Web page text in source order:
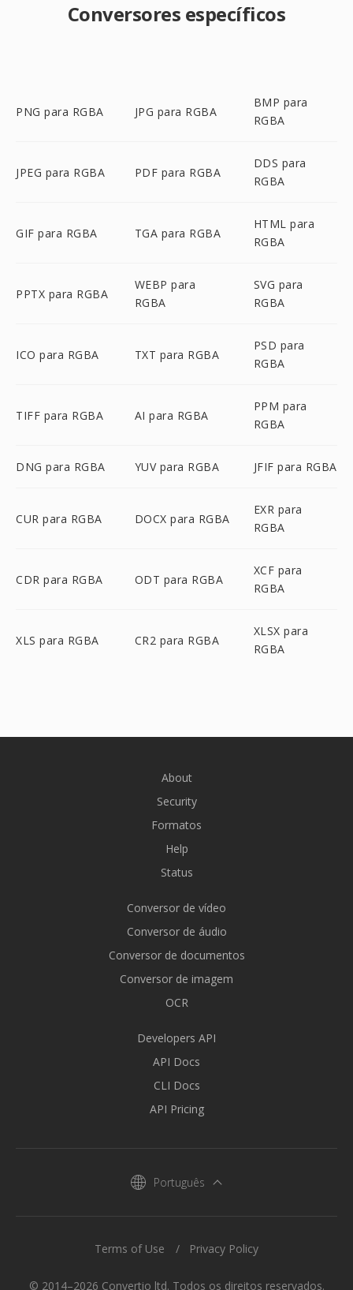
Conversores específicos
PNG para RGBA JPG para RGBA
BMP para
RGBA
JPEG para RGBA PDF para RGBA
DDS para
RGBA
GIF para RGBA TGA para RGBA
HTML para
RGBA
PPTX para RGBA
WEBP para
RGBA
SVG para
RGBA
ICO para RGBA TXT para RGBA
PSD para
RGBA
TIFF para RGBA AI para RGBA
PPM para
RGBA
DNG para RGBA YUV para RGBA JFIF para RGBA
CUR para RGBA DOCX para RGBA
EXR para
RGBA
CDR para RGBA ODT para RGBA
XCF para
RGBA
XLS para RGBA CR2 para RGBA
XLSX para
RGBA
About
Security
Formatos
Help
Status
Conversor de vídeo
Conversor de áudio
Conversor de documentos
Conversor de imagem
OCR
Developers API
API Docs
CLI Docs
API Pricing
Português
© 2014–2026 Convertio ltd. Todos os direitos reservados.
Terms of Use Privacy Policy